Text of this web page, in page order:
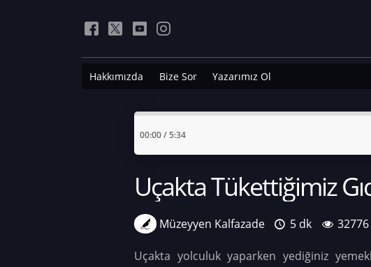
Hakkımızda Bize Sor Yazarımız Ol
00:00/5:34
Uçakta Tükettiğimiz
Müzeyyen Kalfazade 5 dk 32776
Uçakta yolculuk yaparken yediğiniz